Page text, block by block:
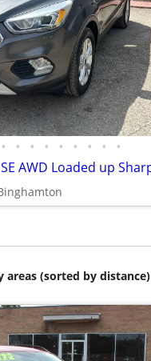
• • • • • • • • •
areas (sorted by distance)